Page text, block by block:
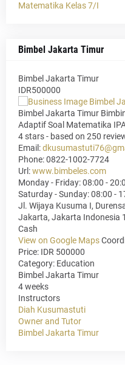
Matematika Kelas 7/I
Bimbel Jakarta Timur
Bimbel Jakarta Timur
IDR500000
Bimbel Jakarta Timur
Adaptif Soal Matematika
4 stars - based on 250
Email:
Phone:0822-1002-7724
Url:www.bimbeles.com
Monday - Friday: 08:00 -
Saturday - Sunday: 08:00 -
Jl. Wijaya Kusuma I,
Jakarta, Jakarta Indonesia
Cash
View on Google Maps
Price: IDR 500000
Category: Education
Bimbel Jakarta Timur
4 weeks
Instructors
Diah Kusumastuti
Owner and Tutor
Bimbel Jakarta Timur